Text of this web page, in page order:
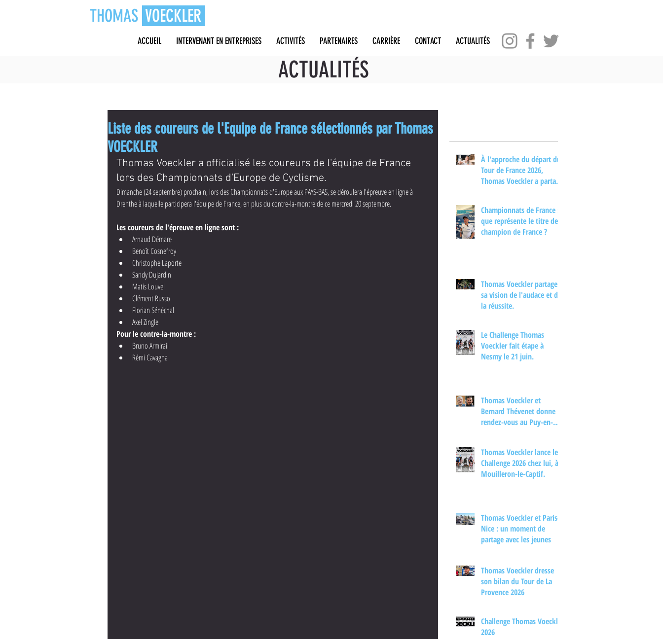
THOMAS VOECKLER
ACCUEIL INTERVENANT EN ENTREPRISES ACTIVITÉS PARTENAIRES CARRIÈRE CONTACT ACTUALITÉS
ACTUALITÉS
Liste des coureurs de l'Equipe de France sélectionnés par Thomas
VOECKLER
Thomas Voeckler a officialisé les coureurs de l'équipe de France
lors des Championnats d'Europe de Cyclisme.
Dimanche (24 septembre) prochain, lors des Championnats d'Europe aux PAYS-BAS, se déroulera l'épreuve en ligne à
Drenthe à laquelle participera l'équipe de France, en plus du contre-la-montre de ce mercredi 20 septembre.
Les coureurs de l'épreuve en ligne sont :
Arnaud Démare
Benoît Cosnefroy
Christophe Laporte
Sandy Dujardin
Matis Louvel
Clément Russo
Florian Sénéchal
Axel Zingle
Pour le contre-la-montre :
Bruno Armirail
Rémi Cavagna
À l'approche du départ du
Tour de France 2026,
Thomas Voeckler a partagé
nouvelle édition dans une
interview.
Championnats de France :
que représente le titre de
champion de France ?
Thomas Voeckler partage
sa vision de l'audace et de
la réussite.
Le Challenge Thomas
Voeckler fait étape à
Nesmy le 21 juin.
Thomas Voeckler et
Bernard Thévenet donne
rendez-vous au Puy-en-
cyclisme
Thomas Voeckler lance le
Challenge 2026 chez lui, à
Mouilleron-le-Captif.
Thomas Voeckler et Paris-
Nice : un moment de
partage avec les jeunes
Thomas Voeckler dresse
son bilan du Tour de La
Provence 2026
Challenge Thomas Voeckler
2026